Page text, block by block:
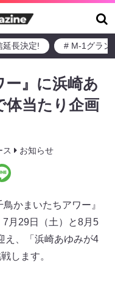
延長決定! # M-1グラン
ー』に浜崎あ
体当たり企画
ス お知らせ
かまいたちアワー』
7月29日（土）と8月5
え、「浜崎あゆみが4
します。